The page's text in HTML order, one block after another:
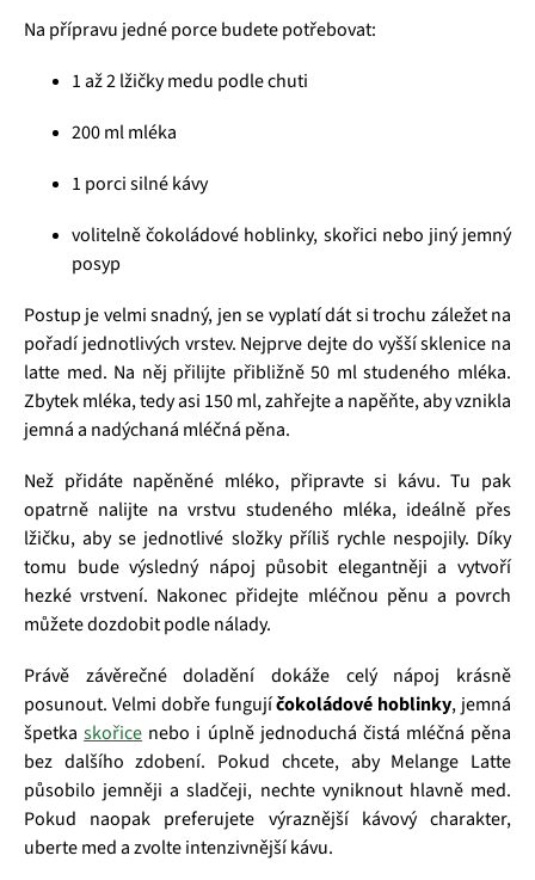
Na přípravu jedné porce budete potřebovat:
1 až 2 lžičky medu podle chuti
200 ml mléka
1 porci silné kávy
volitelně čokoládové hoblinky, skořici nebo jiný jemný
posyp
Postup je velmi snadný, jen se vyplatí dát si trochu záležet na
pořadí jednotlivých vrstev. Nejprve dejte do vyšší sklenice na
latte med. Na něj přilijte přibližně 50 ml studeného mléka.
Zbytek mléka, tedy asi 150 ml, zahřejte a napěňte, aby vznikla
jemná a nadýchaná mléčná pěna.
Než přidáte napěněné mléko, připravte si kávu. Tu pak
opatrně nalijte na vrstvu studeného mléka, ideálně přes
lžičku, aby se jednotlivé složky příliš rychle nespojily. Díky
tomu bude výsledný nápoj působit elegantněji a vytvoří
hezké vrstvení. Nakonec přidejte mléčnou pěnu a povrch
můžete dozdobit podle nálady.
Právě závěrečné doladění dokáže celý nápoj krásně
posunout. Velmi dobře fungujíčokoládové hoblinky, jemná
špetkaskořice nebo i úplně jednoduchá čistá mléčná pěna
bez dalšího zdobení. Pokud chcete, aby Melange Latte
působilo jemněji a sladčeji, nechte vyniknout hlavně med.
Pokud naopak preferujete výraznější kávový charakter,
uberte med a zvolte intenzivnější kávu.